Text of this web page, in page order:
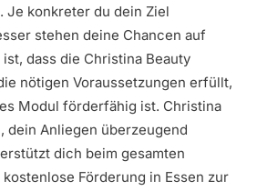
Je konkreter du dein Ziel
stehen deine Chancen auf
dass die Christina Beauty
nötigen Voraussetzungen erfüllt,
Modul förderfähig ist. Christina
dein Anliegen überzeugend
dich beim gesamten
Förderung in Essen zur